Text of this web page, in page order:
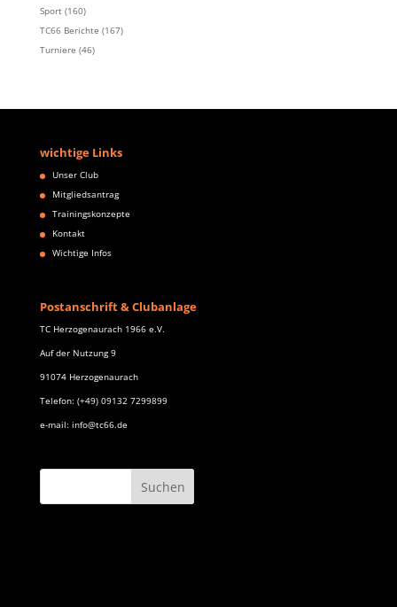
Sport(160)
TC66 Berichte (167)
Turniere (46)
wichtige Links
Unser Club
Mitgliedsantrag
Trainingskonzepte
Kontakt
Wichtige Infos
Postanschrift & Clubanlage
TC Herzogenaurach 1966 e.V.
Auf der Nutzung 9
91074 Herzogenaurach
Telefon: (+49) 09132 7299899
e-mail: info@tc66.de